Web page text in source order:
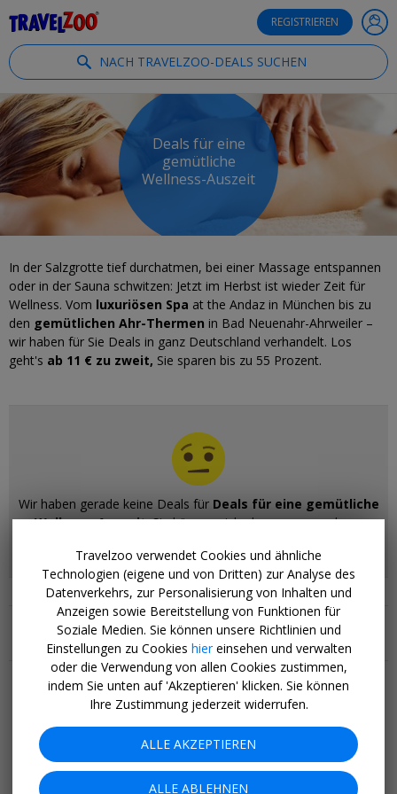
REGISTRIEREN
NACH TRAVELZOO-DEALS SUCHEN
Deals für eine
gemütliche
Wellness-Auszeit
In der Salzgrotte tief durchatmen, bei einer Massage entspannen
oder in der Sauna schwitzen: Jetzt im Herbst ist wieder Zeit für
Wellness. Vom luxuriösen Spa at the Andaz in München bis zu
den gemütlichen Ahr-Thermen in Bad Neuenahr-Ahrweiler –
wir haben für Sie Deals in ganz Deutschland verhandelt. Los
geht's ab 11 € zu zweit, Sie sparen bis zu 55 Prozent.
Wir haben gerade keine Deals für Deals für eine gemütliche
Wellness-Auszeit. Sie können sich aber unsere anderen
Ähnliche Themenseiten
Mehr Tipps & Angebote
Hotels
Last Minute
Kreuzfahrten
Pauschalreisen
Blog
Travelzoo verwendet Cookies und ähnliche
Technologien (eigene und von Dritten) zur Analyse des
Datenverkehrs, zur Personalisierung von Inhalten und
Anzeigen sowie Bereitstellung von Funktionen für
Soziale Medien. Sie können unsere Richtlinien und
Einstellungen zu Cookies hiereinsehen und verwalten
oder die Verwendung von allen Cookies zustimmen,
indem Sie unten auf 'Akzeptieren' klicken. Sie können
Ihre Zustimmung jederzeit widerrufen.
ALLE AKZEPTIEREN
ALLE ABLEHNEN